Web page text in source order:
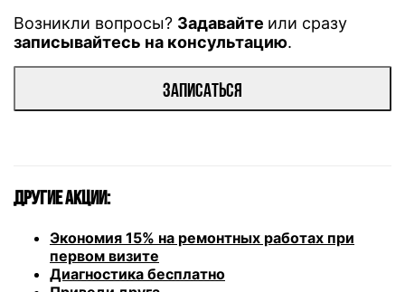
Возникли вопросы? Задавайте или сразу
записывайтесь на консультацию.
ЗАПИСАТЬСЯ
Другие акции:
Экономия 15% на ремонтных работах при
первом визите
Диагностика бесплатно